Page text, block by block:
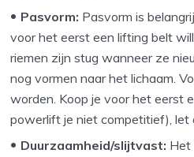
Pasvorm: Pasvorm is
voor het eerst een lifting belt
riemen zijn stug wanneer ze
nog vormen naar het lichaam.
worden. Koop je voor het eerst
powerlift je niet competitief), let
Duurzaamheid/slijtvast: Het